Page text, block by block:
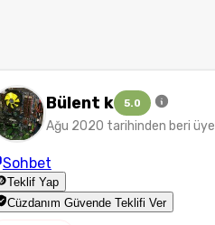
Bülent k 5.0
Ağu 2020 tarihinden beri üye
Sohbet
Teklif Yap
Cüzdanım Güvende Teklifi Ver